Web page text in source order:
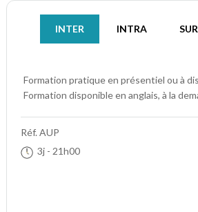
INTER INTRA
Formation pratique en présentiel ou à
Formation disponible en anglais, à la
Réf.AUP
3j - 21h00